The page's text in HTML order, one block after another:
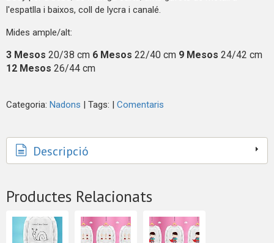
l'espatlla i baixos, coll de lycra i canalé.
Mides ample/alt:
3 Mesos 20/38 cm 6 Mesos 22/40 cm 9 Mesos 24/42 cm
12 Mesos 26/44 cm
Categoria: Nadons | Tags: | Comentaris
Descripció
Productes Relacionats